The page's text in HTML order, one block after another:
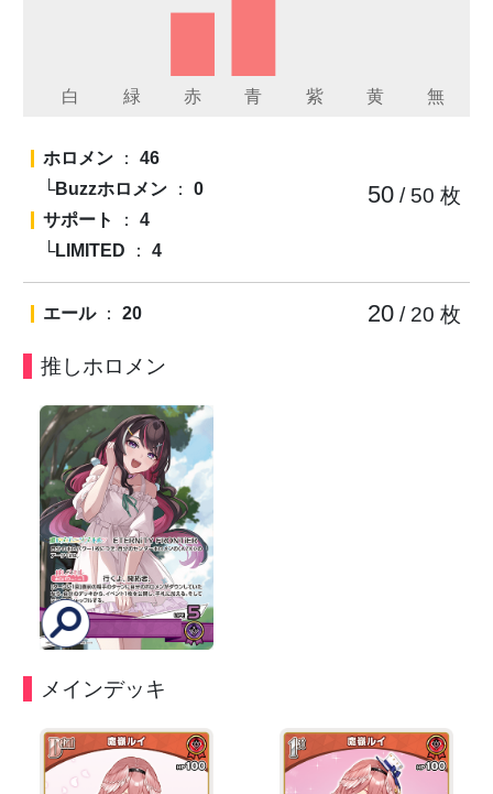
ホロメン ： 46
└Buzzホロメン ： 0
サポート
： 4
└LIMITED ： 4
50/ 50 枚
エール： 20 20/ 20 枚
推しホロメン
メインデッキ